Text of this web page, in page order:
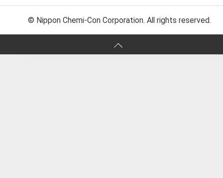
© Nippon Chemi-Con Corporation. All rights reserved.